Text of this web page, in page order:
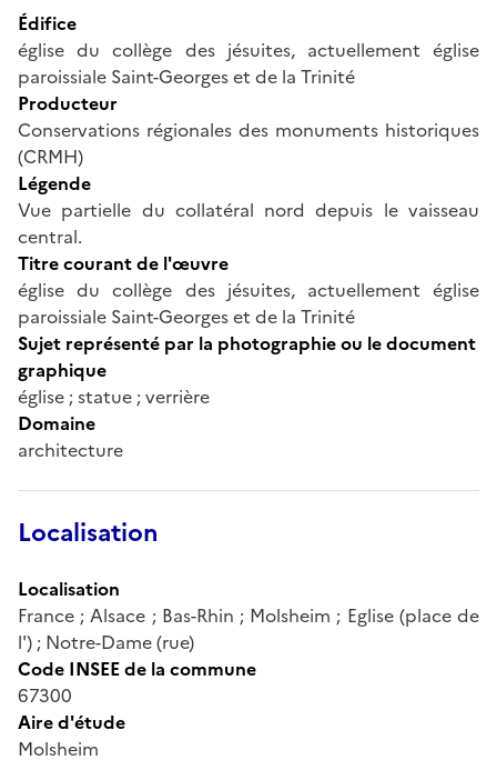
Édifice
église du collège des jésuites, actuellement église
paroissiale Saint-Georges et de la Trinité
Producteur
Conservations régionales des monuments historiques
(CRMH)
Légende
Vue partielle du collatéral nord depuis le vaisseau
central.
Titre courant de l'œuvre
église du collège des jésuites, actuellement église
paroissiale Saint-Georges et de la Trinité
Sujet représenté par la photographie ou le document
graphique
église ; statue ; verrière
Domaine
architecture
Localisation
Localisation
France ; Alsace ; Bas-Rhin ; Molsheim ; Eglise (place de
l') ; Notre-Dame (rue)
Code INSEE de la commune
67300
Aire d'étude
Molsheim